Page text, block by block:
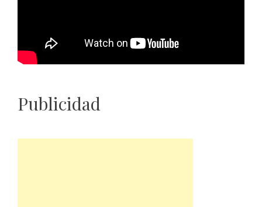
Publicidad